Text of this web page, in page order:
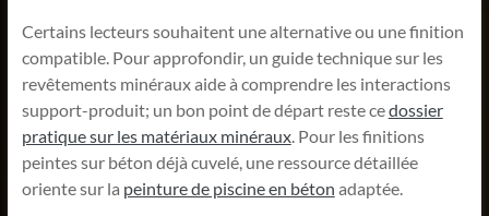
Certains lecteurs souhaitent une alternative ou une finition
compatible. Pour approfondir, un guide technique sur les
revêtements minéraux aide à comprendre les interactions
support-produit; un bon point de départ reste cedossier
pratique sur les matériaux minéraux. Pour les finitions
peintes sur béton déjà cuvelé, une ressource détaillée
oriente sur la peinture de piscine en béton adaptée.